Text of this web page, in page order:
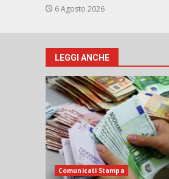
6 Agosto 2026
LEGGI ANCHE
Comunicati Stampa